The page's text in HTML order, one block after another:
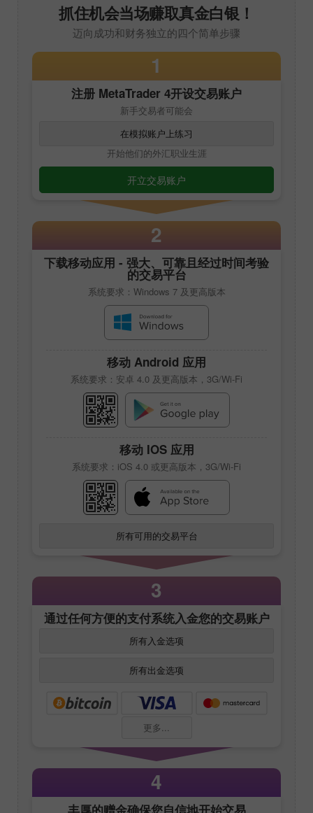
抓住机会当场赚取真金白银！
迈向成功和财务独立的四个简单步骤
1
注册 MetaTrader 4开设交易账户
新手交易者可能会
在模拟账户上练习
开始他们的外汇职业生涯
开立交易账户
2
下载移动应用 - 强大、可靠且经过时间考验
的交易平台
系统要求：Windows 7 及更高版本
移动 Android 应用
系统要求：安卓 4.0 及更高版本，3G/Wi-Fi
移动 IOS 应用
系统要求：iOS 4.0 或更高版本，3G/Wi-Fi
所有可用的交易平台
3
通过任何方便的支付系统入金您的交易账户
所有入金选项
所有出金选项
更多...
4
丰厚的赠金确保您自信地开始交易